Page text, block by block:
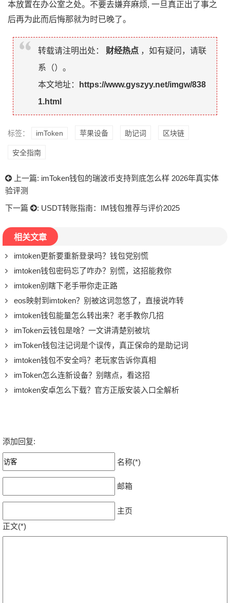
本放置在办公室之处。不要去嫌弃麻烦, 一⁠旦真正出‌了事之
后再为此而后悔那就为时已晚了。
转载请注明出处： 财经热点 ，如有疑问，请联
系（）。
本文地址：
https://www.gyszyy.net/imgw/838
1.html
标签： imToken 苹果设备 助记词 区块链
安全指南
上一篇: imToken钱包的瑞波币支持到底怎么样 2026年真实体
验评测
下一篇
: USDT转账指南：IM钱包推荐与评价2025
相关文章
imtoken更新要重新登录吗？钱包党别慌
imtoken钱包密码忘了咋办？别慌，这招能救你
imtoken别瞎下老手带你走正路
eos映射到imtoken？别被这词忽悠了，直接说咋转
imtoken钱包能量怎么转出来？老手教你几招
imToken云钱包是啥？一文讲清楚别被坑
imToken钱包注记词是个误传，真正保命的是助记词
imtoken钱包不安全吗？老玩家告诉你真相
imToken怎么连新设备？别瞎点，看这招
imtoken安卓怎么下载？官方正版安装入口全解析
添加回复:
名称(*)
邮箱
主页
正文(*)